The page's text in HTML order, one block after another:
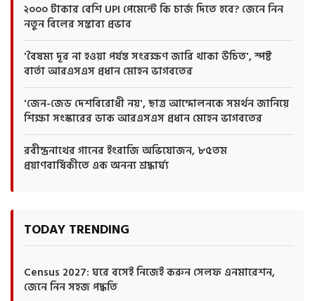
২০০০ টাকার বেশি UPI পেমেন্টে কি চার্জ দিতে হবে? জেনে নিন
নতুন বিলের সম্ভাব্য প্রভাব
'বৈষম্য দূর না হওয়া পর্যন্ত সংরক্ষণ জারি থাকা উচিত', স্পষ্ট
বার্তা আরএসএস প্রধান মোহন ভাগবতের
'জেন-জেড দেশবিরোধী নয়', ছাত্র আন্দোলনকে সমর্থন জানিয়ে
শিক্ষা সংস্কারের ডাক আরএসএস প্রধান মোহন ভাগবতের
রবীন্দ্রনাথের গানের ইংরাজি অভিযোজন, ৮৫তম
প্রয়াণবার্ষিকীতে এক অনন্য শ্রদ্ধার্ঘ্য
TODAY TRENDING
Census 2027: ঘরে বসেই নিজেই করুন সেলফ এনমারেশন,
জেনে নিন সহজ পদ্ধতি